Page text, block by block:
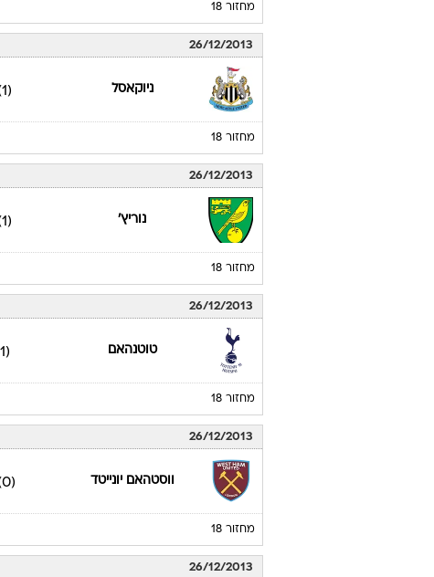
מחזור 18
26/12/2013
ניוקאסל (1)
מחזור 18
26/12/2013
נוריץ' (1)
מחזור 18
26/12/2013
טוטנהאם (1)
מחזור 18
26/12/2013
ווסטהאם יונייטד (0)
מחזור 18
26/12/2013